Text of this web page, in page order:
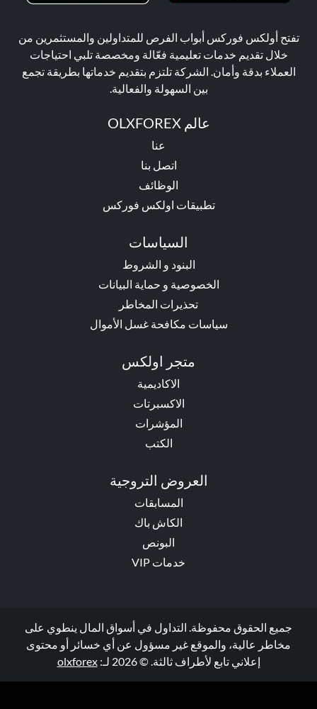
تفتح أولكس فوركس أبواب الفرص للمتداولين والمستثمرين من
خلال تقديم خدمات تعليمية فعّالة ومخصصة تلبي احتياجات
العملاء بدقة وأمان. الشركة تلتزم بتقديم خدماتها بطريقة تجمع
بين السهولة والفعالية.
عالم OLXFOREX
عنا
اتصل بنا
الوظائف
تطبيقات اولكس فوركس
السياسات
البنود و الشروط
الخصوصية و حماية البيانات
تحذيرات المخاطر
سياسات مكافحة غسل الأموال
متجر اولكس
الاكاديمية
الاكسبرتات
المؤشرات
الكتب
العروض التروجية
المسابقات
الكاش باك
البونص
خدمات VIP
جميع الحقوق محفوظة. التداول في أسواق المال ينطوي على
مخاطر عالية، والموقع غير مسؤول عن أي خسائر أو محتوى
إعلاني تابع لأطراف ثالثة. © 2026 لـ:
olxforex